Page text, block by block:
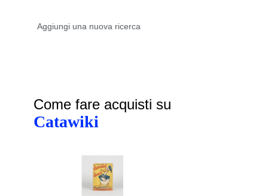
Come fare acquisti su
Catawiki